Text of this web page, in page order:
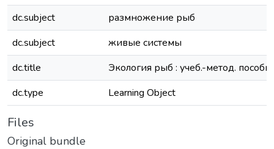
dc.subject
размножение рыб
dc.subject
живые системы
dc.title
Экология рыб : учеб.-метод.
dc.type
Learning Object
Files
Original bundle